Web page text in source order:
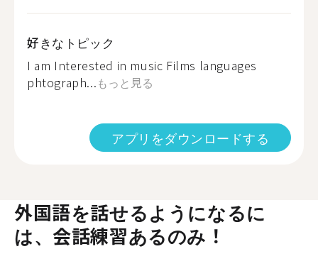
好きなトピック
I am Interested in music Films languages
phtograph...もっと見る
アプリをダウンロードする
外国語を話せるようになるに
は、会話練習あるのみ！